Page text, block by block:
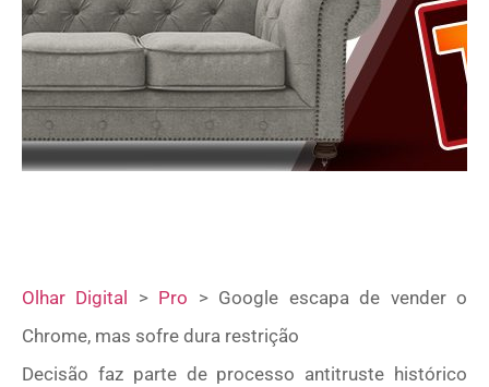
Olhar Digital > Pro > Google escapa de vender o
Chrome, mas sofre dura restrição
Decisão faz parte de processo antitruste histórico